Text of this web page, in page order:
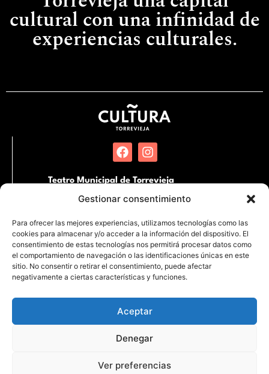
Gestionar consentimiento
Para ofrecer las mejores experiencias, utilizamos tecnologías como las
cookies para almacenar y/o acceder a la información del dispositivo. El
consentimiento de estas tecnologías nos permitirá procesar datos como
el comportamiento de navegación o las identificaciones únicas en este
sitio. No consentir o retirar el consentimiento, puede afectar
negativamente a ciertas características y funciones.
Aceptar
Denegar
Ver preferencias
cultural con una infinidad de
experiencias culturales.
Teatro Municipal de Torrevieja
Pl. Miguel Hernández, SN. 03181 Torrevieja,
Auditorio Internacional de Torrevieja
Partida de la Loma s/n Junto al Hospital
Quirónsalud. 03183 Torrevieja, Alicante
Programación Espacios
Aviso legal Privacidad